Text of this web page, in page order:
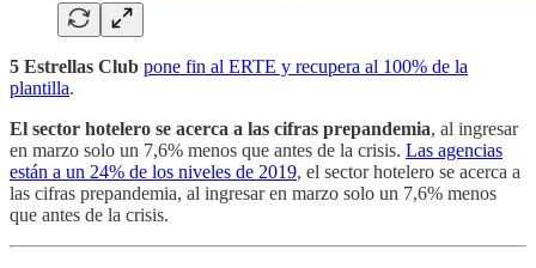
5 Estrellas Club pone fin al ERTE y recupera al 100% de la
plantilla.
El sector hotelero se acerca a las cifras prepandemia, al ingresar
en marzo solo un 7,6% menos que antes de la crisis. Las agencias
están a un 24% de los niveles de 2019, el sector hotelero se acerca a
las cifras prepandemia, al ingresar en marzo solo un 7,6% menos
que antes de la crisis.